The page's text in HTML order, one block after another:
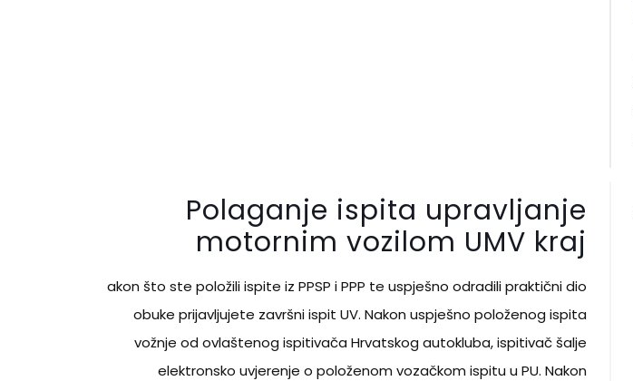
Polaganje ispita upravljanje
motornim vozilom UMV kraj
akon što ste položili ispite iz PPSP i PPP te uspješno odradili praktični dio
obuke prijavljujete završni ispit UV. Nakon uspješno položenog ispita
vožnje od ovlaštenog ispitivača Hrvatskog autokluba, ispitivač šalje
elektronsko uvjerenje o položenom vozačkom ispitu u PU. Nakon